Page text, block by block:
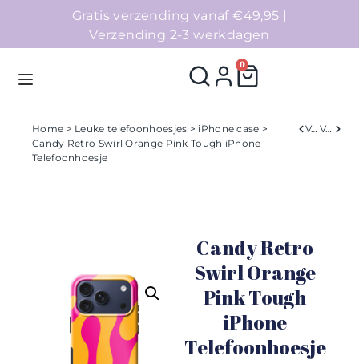
Gratis verzending vanaf €49,95 |
Verzending 2-3 werkdagen
0
Homepage
Collecties
Home > Leuke telefoonhoesjes > iPhone case >
Candy Retro Swirl Orange Pink Tough iPhone
Telefoonhoesje
Verleden Volgend
Candy Retro
Swirl Orange
Pink Tough
iPhone
Telefoonhoesje